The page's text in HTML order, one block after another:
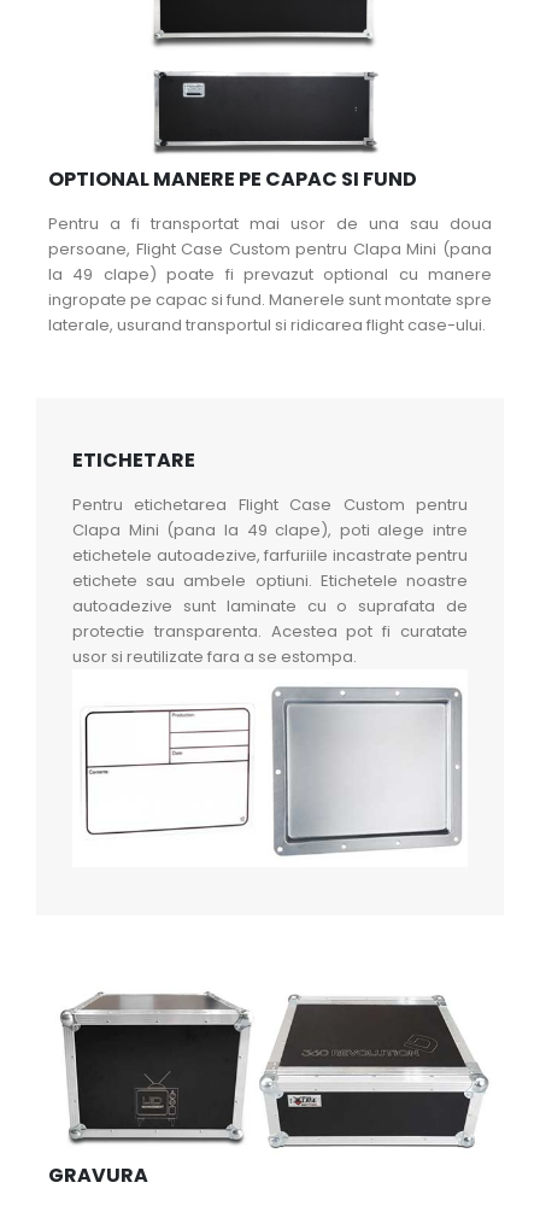
OPTIONAL MANERE PE CAPAC SI FUND
Pentru a fi transportat mai usor de una sau doua
persoane, Flight Case Custom pentru Clapa Mini (pana
la 49 clape) poate fi prevazut optional cu manere
ingropate pe capac si fund. Manerele sunt montate spre
laterale, usurand transportul si ridicarea flight case-ului.
ETICHETARE
Pentru etichetarea Flight Case Custom pentru
Clapa Mini (pana la 49 clape), poti alege intre
etichetele autoadezive, farfuriile incastrate pentru
etichete sau ambele optiuni. Etichetele noastre
autoadezive sunt laminate cu o suprafata de
protectie transparenta. Acestea pot fi curatate
usor si reutilizate fara a se estompa.
GRAVURA